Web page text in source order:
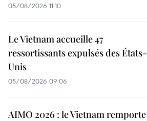
05/08/2026 11:10
Le Vietnam accueille 47
ressortissants expulsés des États-
Unis
05/08/2026 09:06
AIMO 2026 : le Vietnam remporte